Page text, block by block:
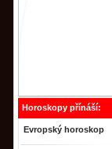
Horoskopy přínáší:
Evropský horoskop